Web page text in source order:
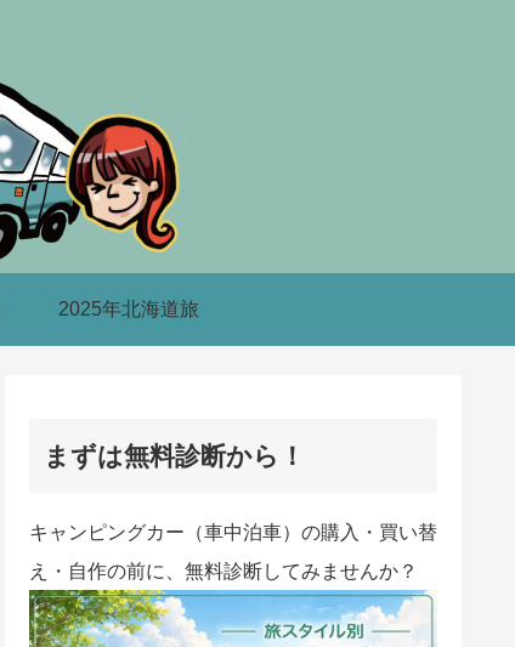
2025年北海道旅
まずは無料診断から！
キャンピングカー（車中泊車）の購入・買い替
え・自作の前に、無料診断してみませんか？